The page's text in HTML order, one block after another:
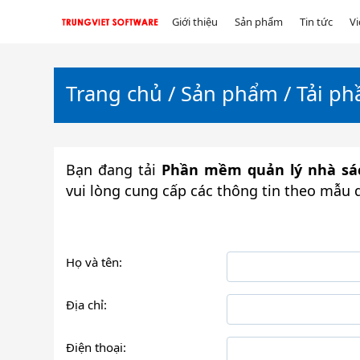
Giới thiệu Sản phẩm Tin tức
Trang chủ / Sản phẩm/ Tải
Bạn đang tải Phần mềm quản lý nhà
vui lòng cung cấp các thông tin theo mẫu
Họ và tên:
Địa chỉ:
Điện thoại: